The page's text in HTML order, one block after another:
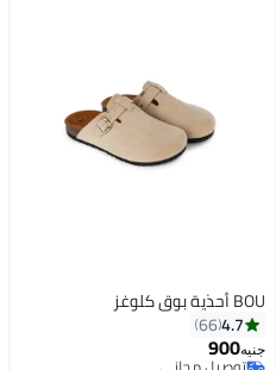
BOU أحذية بوق كلوغز
4.7
66
جنيه900